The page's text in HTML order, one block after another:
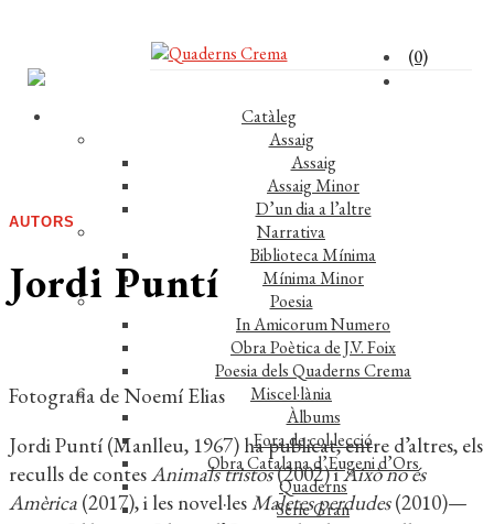
(0)
Catàleg
Assaig
Assaig
Assaig Minor
D’un dia a l’altre
Narrativa
Biblioteca Mínima
Mínima Minor
Poesia
In Amicorum Numero
Obra Poètica de J.V. Foix
Poesia dels Quaderns Crema
Miscel·lània
Àlbums
Fora de col·lecció
Obra Catalana d’Eugeni d’Ors
Quaderns
Sèrie Gran
AUTORS
Jordi Puntí
Fotografia de Noemí Elias
Jordi Puntí (Manlleu, 1967) ha publicat, entre d’altres, els
reculls de contesAnimals tristos(2002) iAixò no és
Amèrica (2017), i les novel·lesMaletes perdudes(2010)—